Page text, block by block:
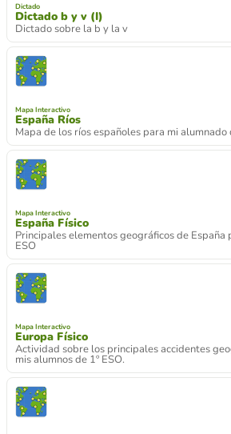
Dictado
Dictado b y v (I)
Dictado sobre la b y la v
Mapa Interactivo
España Ríos
Mapa de los ríos españoles para mi alumnado
Mapa Interactivo
España Físico
Principales elementos geográficos de España
ESO
Mapa Interactivo
Europa Físico
Actividad sobre los principales accidentes
mis alumnos de 1º ESO.